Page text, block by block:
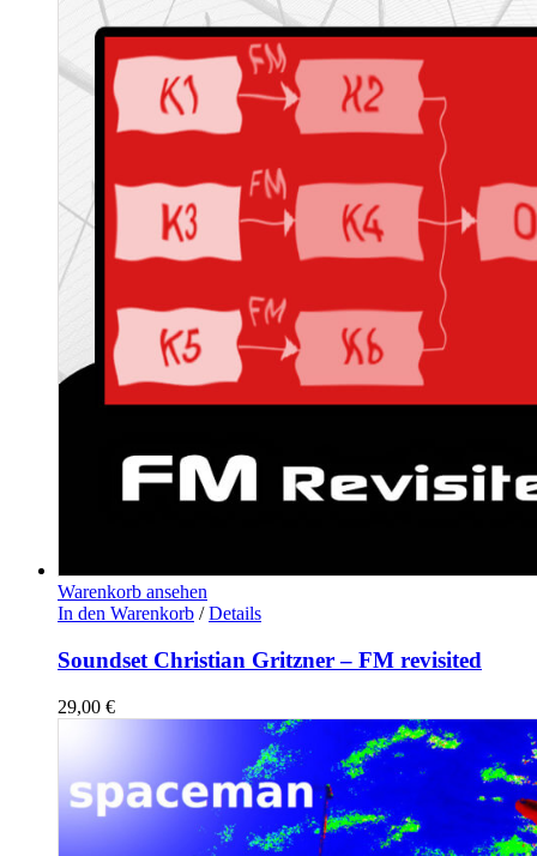
Warenkorb ansehen
In den Warenkorb / Details
Soundset Christian Gritzner – FM revisited
29,00 €